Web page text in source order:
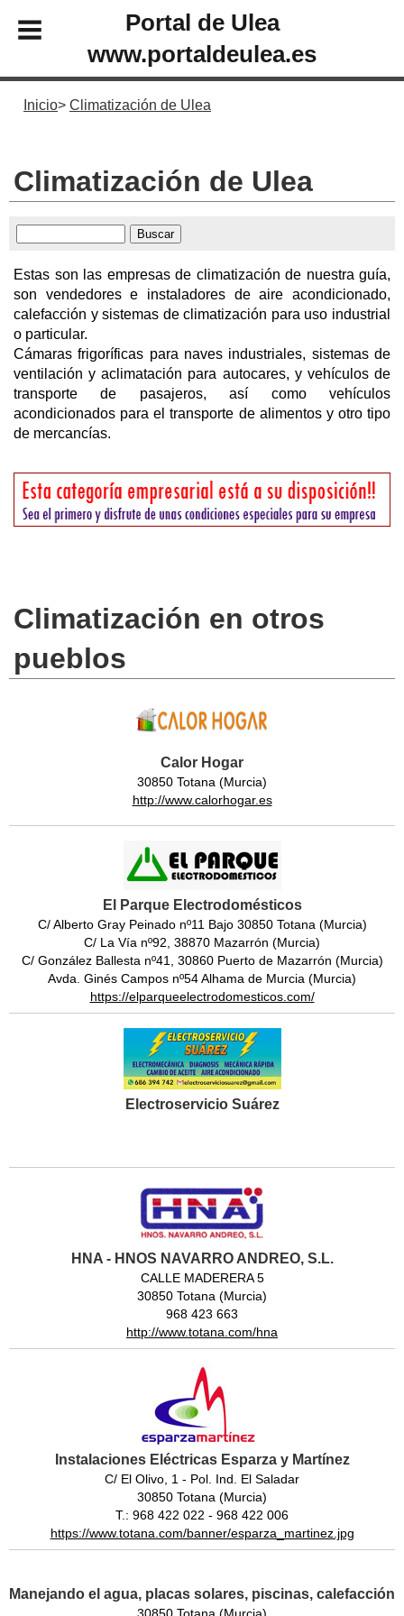
Portal de Ulea
www.portaldeulea.es
Inicio Climatización de Ulea
Climatización de Ulea
Estas son las empresas de climatización de nuestra guía,
son vendedores e instaladores de aire acondicionado,
calefacción y sistemas de climatización para uso industrial
o particular.
Cámaras frigoríficas para naves industriales, sistemas de
ventilación y aclimatación para autocares, y vehículos de
transporte de pasajeros, así como vehículos
acondicionados para el transporte de alimentos y otro tipo
de mercancías.
Climatización en otros
pueblos
Calor Hogar
30850 Totana (Murcia)
http://www.calorhogar.es
El Parque Electrodomésticos
C/ Alberto Gray Peinado nº11 Bajo 30850 Totana (Murcia)
C/ La Vía nº92, 38870 Mazarrón (Murcia)
C/ González Ballesta nº41, 30860 Puerto de Mazarrón (Murcia)
Avda. Ginés Campos nº54 Alhama de Murcia (Murcia)
https://elparqueelectrodomesticos.com/
Electroservicio Suárez
HNA - HNOS NAVARRO ANDREO, S.L.
CALLE MADERERA 5
30850 Totana (Murcia)
968 423 663
http://www.totana.com/hna
Instalaciones Eléctricas Esparza y Martínez
C/ El Olivo, 1 - Pol. Ind. El Saladar
30850 Totana (Murcia)
T.: 968 422 022 - 968 422 006
https://www.totana.com/banner/esparza_martinez.jpg
Manejando el agua, placas solares, piscinas, calefacción